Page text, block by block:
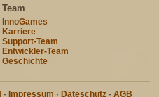
Team
InnoGames
Karriere
Support-Team
Entwickler-Team
Geschichte
· Impressum · Dateschutz· AGB